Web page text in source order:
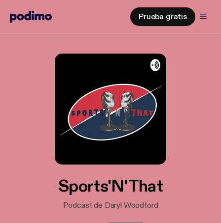
Prueba gratis
Sports'N'That
Podcast de Daryl Woodford